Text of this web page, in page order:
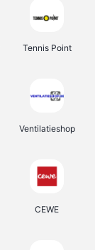
Tennis Point
Ventilatieshop
CEWE